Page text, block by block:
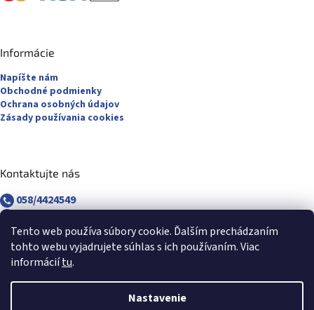
Tento web používa súbory cookie. Ďalším prechádzaním
tohto webu vyjadrujete súhlas s ich používaním. Viac
informáciítu.
Nastavenie
Informácie
Napíšte nám
Obchodné podmienky
Ochrana osobných údajov
Zásady používania cookies
Kontaktujte nás
058/4424549
revuca@majsterpapier.sk
Vytvoril Shoptet